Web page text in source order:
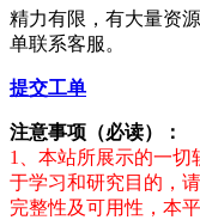
精力有限，有大量资
单联系客服。
提交工单
注意事项（必读）：
1、本站所展示的一切
于学习和研究目的，
完整性及可用性，本